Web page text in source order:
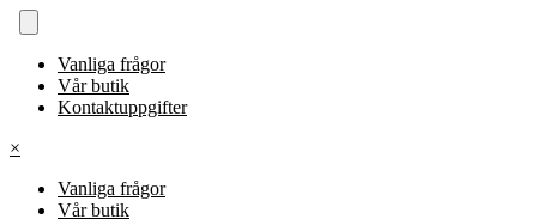
Vanliga frågor
Vår butik
Kontaktuppgifter
×
Vanliga frågor
Vår butik